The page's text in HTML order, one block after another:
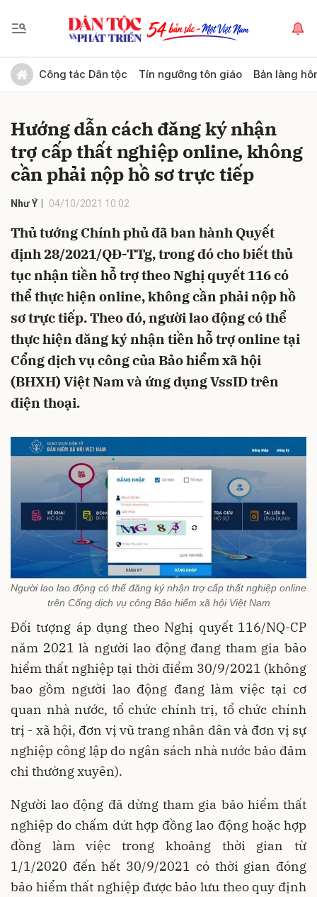
Công tác Dân tộc Tín ngưỡng tôn giáo Bản làng
Hướng dẫn cách đăng ký nhận
trợ cấp thất nghiệp online, không
cần phải nộp hồ sơ trực tiếp
Như Ý 04/10/2021 10:02
Thủ tướng Chính phủ đã ban hành Quyết
định 28/2021/QĐ-TTg, trong đó cho biết thủ
tục nhận tiền hỗ trợ theo Nghị quyết 116 có
thể thực hiện online, không cần phải nộp hồ
sơ trực tiếp. Theo đó, người lao động có thể
thực hiện đăng ký nhận tiền hỗ trợ online tại
Cổng dịch vụ công của Bảo hiểm xã hội
(BHXH) Việt Nam và ứng dụng VssID trên
điện thoại.
Người lao lao động có thể đăng ký nhận trợ cấp thất nghiệp online
trên Cổng dịch vụ công Bảo hiểm xã hội Việt Nam
Đối tượng áp dụng theo Nghị quyết 116/NQ-CP
năm 2021 là người lao động đang tham gia bảo
hiểm thất nghiệp tại thời điểm 30/9/2021 (không
bao gồm người lao động đang làm việc tại cơ
quan nhà nước, tổ chức chính trị, tổ chức chính
trị - xã hội, đơn vị vũ trang nhân dân và đơn vị sự
nghiệp công lập do ngân sách nhà nước bảo đảm
chi thường xuyên).
Người lao động đã dừng tham gia bảo hiểm thất
nghiệp do chấm dứt hợp đồng lao động hoặc hợp
đồng làm việc trong khoảng thời gian từ
1/1/2020 đến hết 30/9/2021 có thời gian đóng
bảo hiểm thất nghiệp được bảo lưu theo quy định
Gửi bình luận